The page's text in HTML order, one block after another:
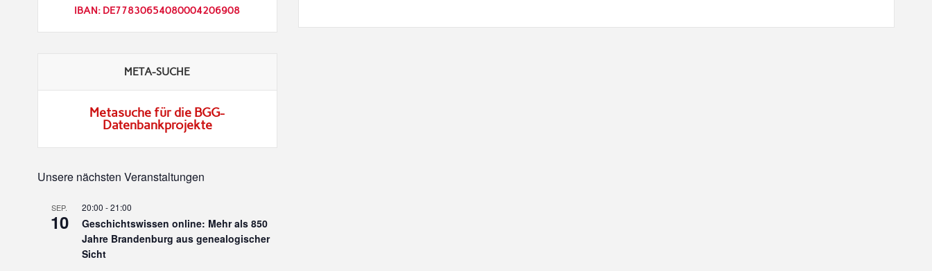
IBAN: DE77830654080004206908
META-SUCHE
Metasuche für die BGG-
Datenbankprojekte
Unsere nächsten Veranstaltungen
SEP.
10
20:00 -21:00
Geschichtswissen online: Mehr als 850
Jahre Brandenburg aus genealogischer
Sicht